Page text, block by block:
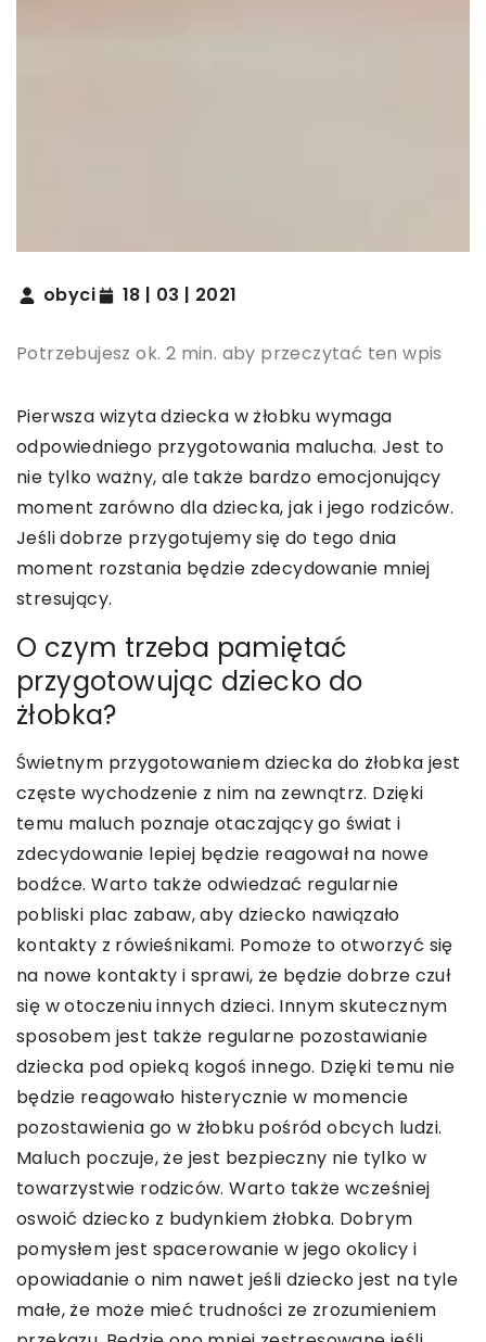
obyci 18 | 03 | 2021
Potrzebujesz ok. 2 min. aby przeczytać ten wpis
Pierwsza wizyta dziecka w żłobku wymaga
odpowiedniego przygotowania malucha. Jest to
nie tylko ważny, ale także bardzo emocjonujący
moment zarówno dla dziecka, jak i jego rodziców.
Jeśli dobrze przygotujemy się do tego dnia
moment rozstania będzie zdecydowanie mniej
stresujący.
O czym trzeba pamiętać
przygotowując dziecko do
żłobka?
Świetnym przygotowaniem dziecka do żłobka jest
częste wychodzenie z nim na zewnątrz. Dzięki
temu maluch poznaje otaczający go świat i
zdecydowanie lepiej będzie reagował na nowe
bodźce. Warto także odwiedzać regularnie
pobliski plac zabaw, aby dziecko nawiązało
kontakty z rówieśnikami. Pomoże to otworzyć się
na nowe kontakty i sprawi, że będzie dobrze czuł
się w otoczeniu innych dzieci. Innym skutecznym
sposobem jest także regularne pozostawianie
dziecka pod opieką kogoś innego. Dzięki temu nie
będzie reagowało histerycznie w momencie
pozostawienia go w żłobku pośród obcych ludzi.
Maluch poczuje, że jest bezpieczny nie tylko w
towarzystwie rodziców. Warto także wcześniej
oswoić dziecko z budynkiem żłobka. Dobrym
pomysłem jest spacerowanie w jego okolicy i
opowiadanie o nim nawet jeśli dziecko jest na tyle
małe, że może mieć trudności ze zrozumieniem